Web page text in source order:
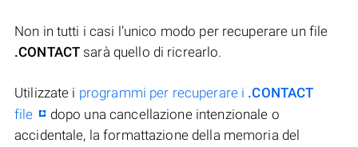
Non in tutti i casi l’unico modo per recuperare un file
.CONTACT sarà quello di ricrearlo.
Utilizzate i programmi per recuperare i .CONTACT
file
dopo una cancellazione intenzionale o
accidentale, la formattazione della memoria del